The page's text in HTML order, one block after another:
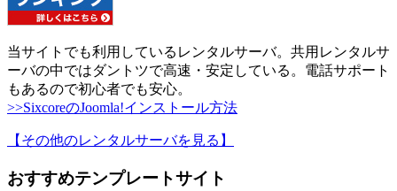
当サイトでも利用しているレンタルサーバ。共用レンタルサ
ーバの中ではダントツで高速・安定している。電話サポート
もあるので初心者でも安心。
>>SixcoreのJoomla!インストール方法
【その他のレンタルサーバを見る 】
おすすめテンプレートサイト